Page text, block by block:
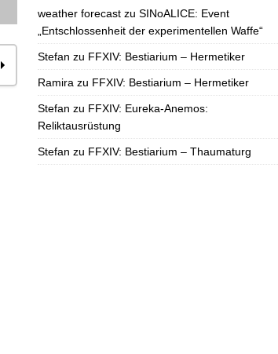
weather forecastzu SINoALICE: Event
„Entschlossenheit der experimentellen Waffe“
Stefan zu FFXIV: Bestiarium – Hermetiker
Ramira zu FFXIV: Bestiarium – Hermetiker
Stefan zu FFXIV: Eureka-Anemos:
Reliktausrüstung
Stefan zu FFXIV: Bestiarium – Thaumaturg